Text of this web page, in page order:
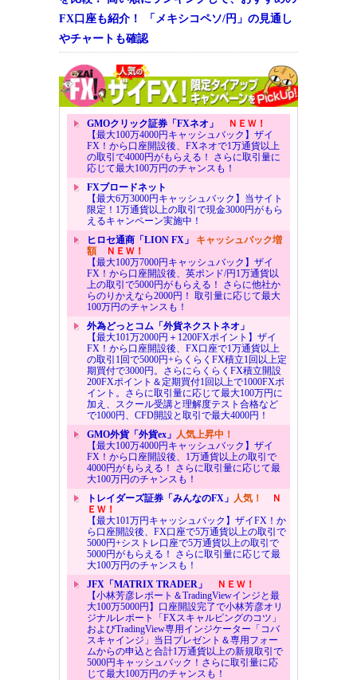
FX口座も紹介！ 「メキシコペソ/円」の見通し
やチャートも確認
GMOクリック証券「FXネオ」
ＮＥＷ！
【最大100万4000円キャッシュバック】ザイ
FX！から口座開設後、FXネオで1万通貨以上
の取引で4000円がもらえる！ さらに取引量に
応じて最大100万円のチャンスも！
FXブロードネット
【最大6万3000円キャッシュバック】当サイト
限定！1万通貨以上の取引で現金3000円がもら
えるキャンペーン実施中！
ヒロセ通商「LION FX」 キャッシュバック増
額ＮＥＷ！
【最大100万7000円キャッシュバック】ザイ
FX！から口座開設後、英ポンド/円1万通貨以
上の取引で5000円がもらえる！ さらに他社か
らのりかえなら2000円！ 取引量に応じて最大
100万円のチャンスも！
外為どっとコム「外貨ネクストネオ」
【最大101万2000円＋1200FXポイント】ザイ
FX！から口座開設後、FX口座で1万通貨以上
の取引1回で5000円+らくらくFX積立1回以上定
期買付で3000円。さらにらくらくFX積立開設
200FXポイント＆定期買付1回以上で1000FXポ
イント。さらに取引量に応じて最大100万円に
加え、スクール受講と理解度テスト合格など
で1000円、CFD開設と取引で最大4000円！
GMO外貨「外貨ex」 人気上昇中！
【最大100万4000円キャッシュバック】ザイ
FX！から口座開設後、1万通貨以上の取引で
4000円がもらえる！ さらに取引量に応じて最
大100万円のチャンスも！
トレイダーズ証券「みんなのFX」 人気！
Ｎ
ＥＷ！
【最大101万円キャッシュバック】ザイFX！か
ら口座開設後、FX口座で5万通貨以上の取引で
5000円+シストレ口座で5万通貨以上の取引で
5000円がもらえる！ さらに取引量に応じて最
大100万円のチャンスも！
JFX「MATRIX TRADER」
ＮＥＷ！
【小林芳彦レポート＆TradingViewインジと最
大100万5000円】口座開設完了で小林芳彦オリ
ジナルレポート「FXスキャルピングのコツ」
およびTradingView専用インジケーター「コバ
スキャインジ」当日プレゼント＆専用フォー
ムからの申込と合計1万通貨以上の新規取引で
5000円キャッシュバック！さらに取引量に応
じて最大100万円のチャンスも！